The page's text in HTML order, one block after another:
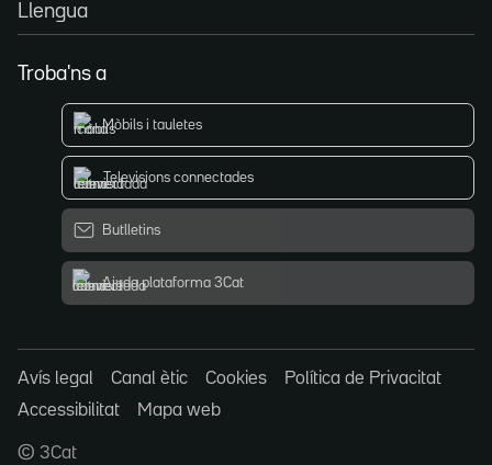
Llengua
Troba'ns a
Mòbils i tauletes
Televisions connectades
Butlletins
Ajuda plataforma 3Cat
Avís legal Canal ètic Cookies
Política de Privacitat
Accessibilitat
Mapa web
© 3Cat